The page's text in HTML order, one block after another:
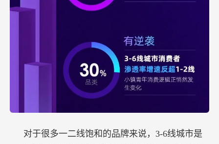
对于很多一二线饱和的品牌来说，3-6线城市是